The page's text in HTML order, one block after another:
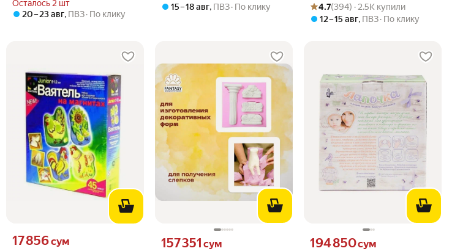
Осталось 2 шт
20 – 23 авг, ПВЗ По клику
яйцо15 – 18 авг, ПВЗ По клику
ароматизированной свечой
Рейтинг товара: 4.7 из 5
Оценок: (394) · 2.5K купили
4.7(394) · 2.5K купили
12 – 15 авг, ПВЗ По клику
Цена 17856 сум вместо
17 856сум Цена 157351 сум вместо
157 351 сум Цена 194850 сум вместо
194 850сум